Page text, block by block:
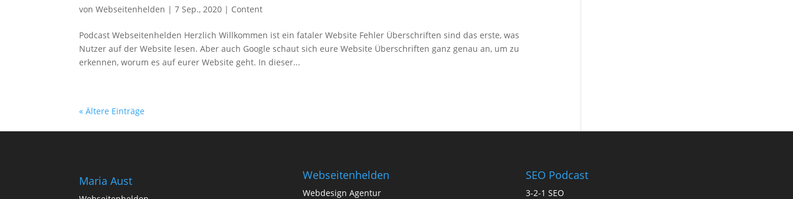
vonWebseitenhelden |7 Sep., 2020 | Content
Podcast Webseitenhelden Herzlich Willkommen ist ein fataler Website Fehler Überschriften sind das erste, was
Nutzer auf der Website lesen. Aber auch Google schaut sich eure Website Überschriften ganz genau an, um zu
erkennen, worum es auf eurer Website geht. In dieser...
« Ältere Einträge
Maria Aust Webseitenhelden
Webdesign Agentur
SEO Podcast
3-2-1 SEO